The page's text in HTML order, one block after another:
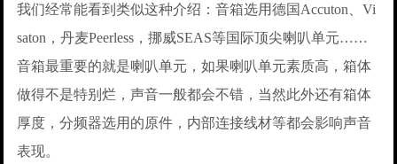
我们经常能看到类似这种介绍：音箱选用德国Accuton、Vi
saton，丹麦Peerless，挪威SEAS等国际顶尖喇叭单元……
音箱最重要的就是喇叭单元，如果喇叭单元素质高，箱体
做得不是特别烂，声音一般都会不错，当然此外还有箱体
厚度，分频器选用的原件，内部连接线材等都会影响声音
表现。